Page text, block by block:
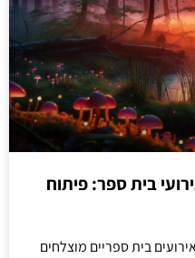
בית ספר: פיתוח
בית ספריים מוצלחים